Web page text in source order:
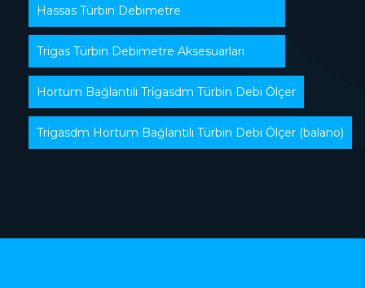
Hassas Türbin Debimetre
Trigas Türbin Debimetre Aksesuarları
Hortum Bağlantılı Tri̇gasdm Türbin Debi Ölçer
Trigasdm Hortum Bağlantılı Türbin Debi Ölçer (balano)